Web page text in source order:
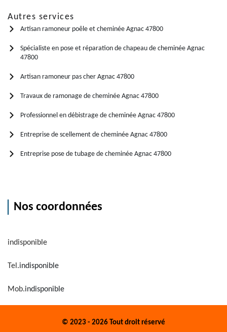
Autres services
Artisan ramoneur poêle et cheminée Agnac 47800
Spécialiste en pose et réparation de chapeau de cheminée Agnac
47800
Artisan ramoneur pas cher Agnac 47800
Travaux de ramonage de cheminée Agnac 47800
Professionnel en débistrage de cheminée Agnac 47800
Entreprise de scellement de cheminée Agnac 47800
Entreprise pose de tubage de cheminée Agnac 47800
Nos coordonnées
indisponible
Tel.indisponible
Mob.indisponible
© 2023 - 2026 Tout droit réservé